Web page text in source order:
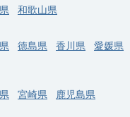
万円
／入職時期は随時相談
和歌山県
徳島県 香川県
愛媛県
宮崎県
鹿児島県